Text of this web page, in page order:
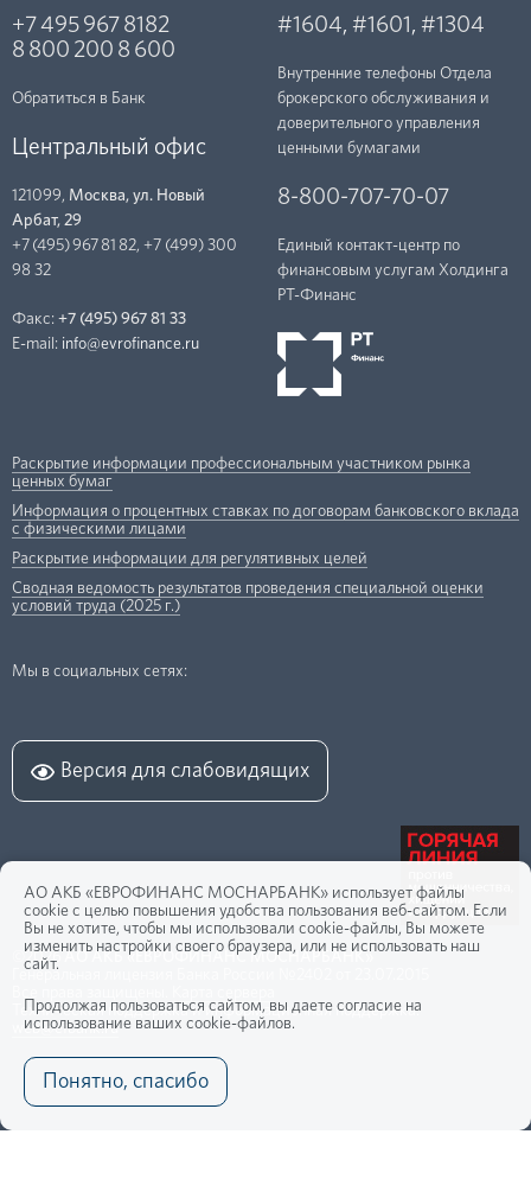
+7 495 967 8182
8 800 200 8 600
Обратиться в Банк
#1604, #1601 , #1304
Внутренние телефоны Отдела
брокерского обслуживания и
доверительного управления
ценными бумагами
Центральный офис
121099, Москва, ул. Новый
Арбат, 29
+7 (495) 967 81 82, +7 (499) 300
98 32
Факс: +7 (495) 967 81 33
E-mail: info@evrofinance.ru
8-800-707-70-07
Единый контакт-центр по
финансовым услугам Холдинга
РТ-Финанc
Раскрытие информации профессиональным участником рынка
ценных бумаг
Информация о процентных ставках по договорам банковского вклада
с физическими лицами
Раскрытие информации для регулятивных целей
Сводная ведомость результатов проведения специальной оценки
условий труда (2025 г.)
Мы в социальных сетях:
Версия для слабовидящих
©2026
АО АКБ «ЕВРОФИНАНС МОСНАРБАНК»
Техническая поддержка и информационная поддержка:
web@efbank.ru
АО АКБ «ЕВРОФИНАНС МОСНАРБАНК» использует файлы
cookie с целью повышения удобства пользования веб-сайтом. Если
Вы не хотите, чтобы мы использовали cookie-файлы, Вы можете
изменить настройки своего браузера, или не использовать наш
сайт.
Продолжая пользоваться сайтом, вы даете согласие на
использование ваших cookie-файлов.
Понятно, спасибо